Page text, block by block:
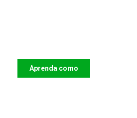
Aprenda como